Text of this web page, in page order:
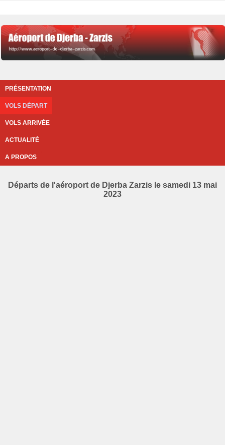
PRÉSENTATION
VOLS DÉPART
VOLS ARRIVÉE
ACTUALITÉ
A PROPOS
Départs de l'aéroport de Djerba Zarzis le samedi 13 mai
2023